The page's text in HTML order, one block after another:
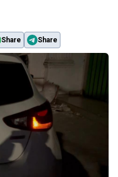
Share Share